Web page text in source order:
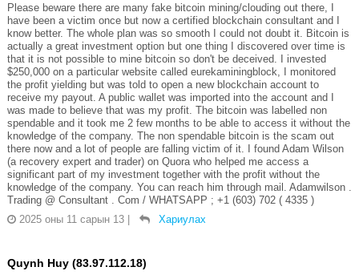
Please beware there are many fake bitcoin mining/clouding out there, I
have been a victim once but now a certified blockchain consultant and I
know better. The whole plan was so smooth I could not doubt it. Bitcoin is
actually a great investment option but one thing I discovered over time is
that it is not possible to mine bitcoin so don't be deceived. I invested
$250,000 on a particular website called eurekaminingblock, I monitored
the profit yielding but was told to open a new blockchain account to
receive my payout. A public wallet was imported into the account and I
was made to believe that was my profit. The bitcoin was labelled non
spendable and it took me 2 few months to be able to access it without the
knowledge of the company. The non spendable bitcoin is the scam out
there now and a lot of people are falling victim of it. I found Adam Wilson
(a recovery expert and trader) on Quora who helped me access a
significant part of my investment together with the profit without the
knowledge of the company. You can reach him through mail. Adamwilson .
Trading @ Consultant . Com / WHATSAPP ; +1 (603) 702 ( 4335 )
2025 оны 11 сарын 13
Хариулах
Quynh Huy (83.97.112.18)